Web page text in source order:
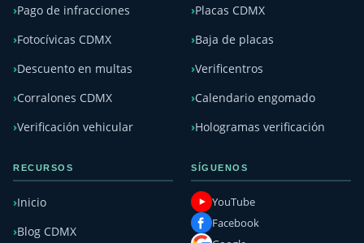
Pago de infracciones
Fotocívicas CDMX
Descuento en multas
Corralones CDMX
Verificación vehicular
Placas CDMX
Baja de placas
Verificentros
Calendario engomado
Hologramas verificación
RECURSOS
Inicio
Blog CDMX
SÍGUENOS
YouTube
Facebook